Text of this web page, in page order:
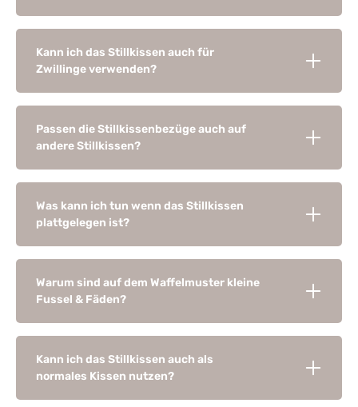
Kann ich das Stillkissen auch für
Zwillinge verwenden?
Passen die Stillkissenbezüge auch auf
andere Stillkissen?
Was kann ich tun wenn das Stillkissen
plattgelegen ist?
Warum sind auf dem Waffelmuster kleine
Fussel & Fäden?
Kann ich das Stillkissen auch als
normales Kissen nutzen?